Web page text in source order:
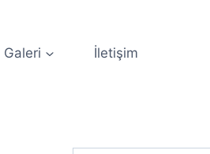
Galeri İletişim
E-postanızı yazın…